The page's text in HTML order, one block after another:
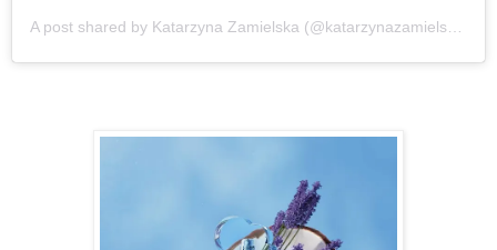
A post shared by Katarzyna Zamielska (@katarzynazamielska)